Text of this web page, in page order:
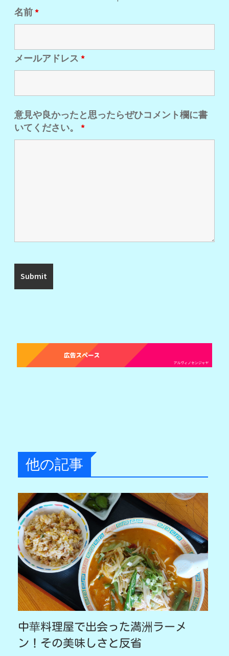
名前*
メールアドレス *
意見や良かったと思ったらぜひコメント欄に書
いてください。 *
他の記事
中華料理屋で出会った満洲ラーメ
ン！その美味しさと反省